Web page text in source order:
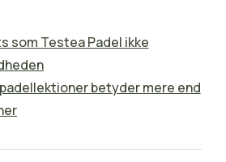
som Testea Padel ikke
betyder mere end